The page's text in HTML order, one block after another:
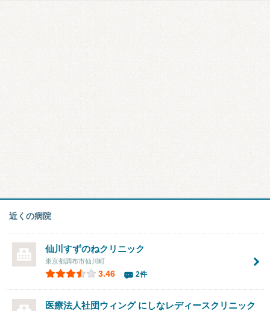
近くの病院
仙川すずのねクリニック
東京都調布市仙川町
3.46 2件
医療法人社団ウィング にしなレディースクリニック